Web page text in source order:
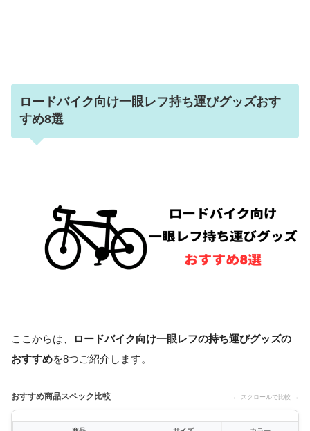
ロードバイク向け一眼レフ持ち運びグッズおす
すめ8選
ここからは、
ロードバイク向け一眼レフの持ち運びグッズの
おすすめを8つご紹介します。
おすすめ商品スペック比較 ← スクロールで比較 →